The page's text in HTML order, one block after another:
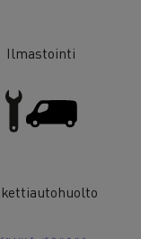
Ilmastointi